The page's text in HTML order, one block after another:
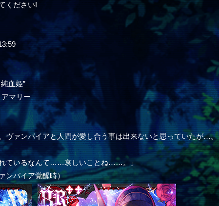
ください!
血姫”
マリー
ヴァンパイアと人間が愛し合う事は出来ないと思っていたが…。
れているなんて……哀しいことね……。」
ンパイア覚醒時）